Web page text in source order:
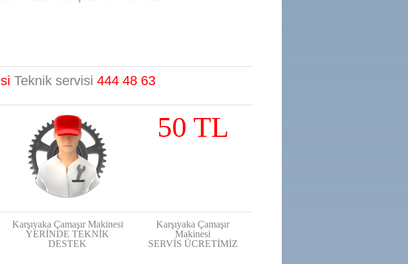
Teknik servisi 444 48 63
50 TL
Karşıyaka Çamaşır Makinesi
YERİNDE TEKNİK
DESTEK
Karşıyaka Çamaşır
Makinesi
SERVİS ÜCRETİMİZ